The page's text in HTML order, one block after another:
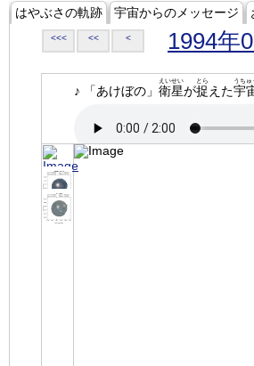
はやぶさの軌跡 宇宙からのメッセージ
<<< << < 1994年
♪ 「あけぼの」 衛星
えいせい
が捉
とら
えた宇
うちゅ